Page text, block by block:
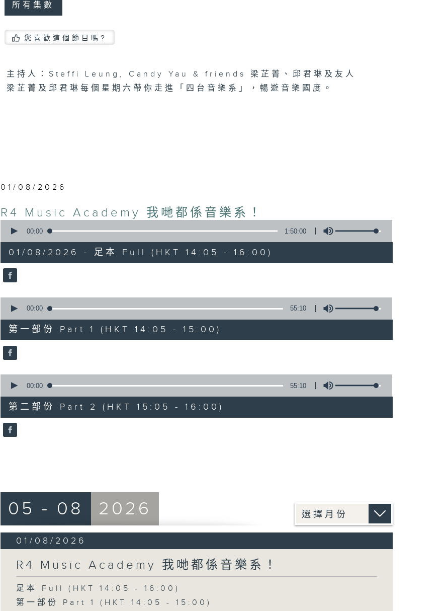
所有集數
您喜歡這個節目嗎?
主持人：Steffi Leung, Candy Yau & friends 梁芷菁、邱君琳及友人
梁芷菁及邱君琳每個星期六帶你走進「四台音樂系」，暢遊音樂國度。
01/08/2026
R4 Music Academy 我哋都係音樂系！
seconds
hour,
50
minutes,
0
90%
00:00 1:50:00
01/08/2026 - 足本 Full (HKT 14:05 - 16:00)
seconds
55
minutes,
10
seconds
90%
00:00 55:10
第一部份 Part 1 (HKT 14:05 - 15:00)
seconds
55
minutes,
10
seconds
90%
00:00 55:10
第二部份 Part 2 (HKT 15:05 - 16:00)
05 - 08 2026
01/08/2026
R4 Music Academy 我哋都係音樂系！
足本 Full (HKT 14:05 - 16:00)
第一部份 Part 1 (HKT 14:05 - 15:00)